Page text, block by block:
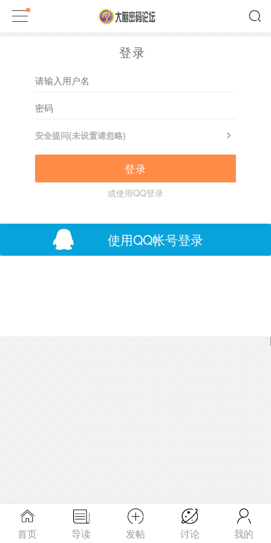
登录
安全提问(未设置请忽略)
登录
或使用QQ登录
使用QQ帐号登录
首页 导读 发帖 讨论 我的